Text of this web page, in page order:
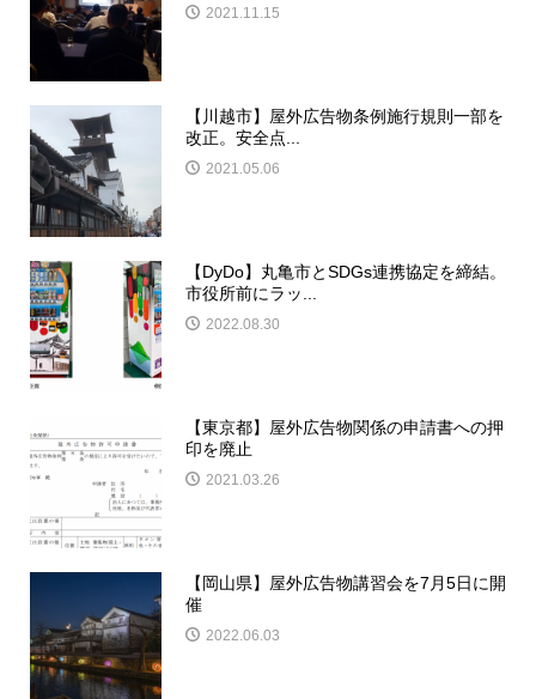
2021.11.15
【川越市】屋外広告物条例施行規則一部を
改正。安全点...
2021.05.06
【DyDo】丸亀市とSDGs連携協定を締結。
市役所前にラッ...
2022.08.30
【東京都】屋外広告物関係の申請書への押
印を廃止
2021.03.26
【岡山県】屋外広告物講習会を7月5日に開
催
2022.06.03